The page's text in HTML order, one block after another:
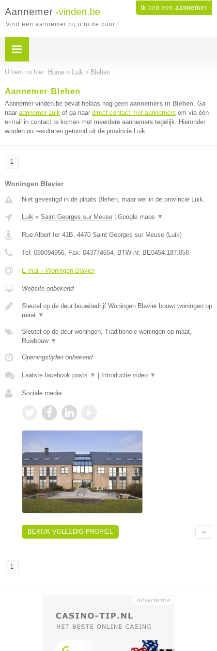
Ik ben een aannemer
Aannemer -vinden.be
Vind een aannemer bij u in de buurt!
U bent nu hier: Home » Luik » Blehen
Aannemer Blehen
Aannemer-vinden.be bevat helaas nog geen aannemers in Blehen. Ga
naar aannemer Luik of ga naar direct contact met aannemers om via één
e-mail in contact te komen met meerdere aannemers tegelijk. Hieronder
worden nu resultaten getoond uit de provincie Luik.
1
Woningen Blavier
Niet gevestigd in de plaats Blehen, maar wel in de provincie Luik.
Luik » Saint Georges sur Meuse Google maps ▼
Rue Albert Ier 41B, 4470 Saint Georges sur Meuse (Luik)
Tel: 080094956, Fax: 043774654, BTW-nr: BE0454.187.058
E-mail › Woningen Blavier
Website onbekend
Sleutel op de deur bouwbedrijf Woningen Blavier bouwt woningen op
maat ▼
Sleutel op de deur woningen, Traditionele woningen op maat,
Ruwbouw ▼
Openingstijden onbekend
Laatste facebook posts ▼ Introductie video ▼
Sociale media:
BEKIJK VOLLEDIG PROFIEL
1